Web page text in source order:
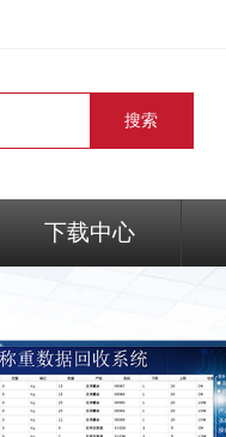
下载中心